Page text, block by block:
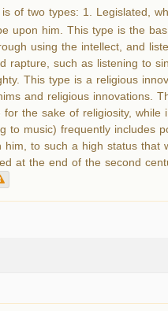
is of two types: 1. Legislated,
upon him. This type is the
using the intellect, and
rapture, such as listening to
This type is a religious
and religious innovations.
the sake of religiosity,
to music) frequently
to such a high status
at the end of the second